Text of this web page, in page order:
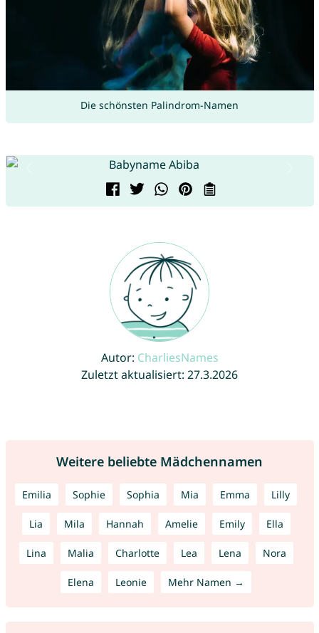
Die schönsten Palindrom-Namen
Autor: CharliesNames
Zuletzt aktualisiert: 27.3.2026
Weitere beliebte Mädchennamen
Emilia Sophie Sophia Mia Emma Lilly
Lia Mila Hannah Amelie Emily Ella
Lina Malia Charlotte Lea Lena Nora
Elena Leonie Mehr Namen →